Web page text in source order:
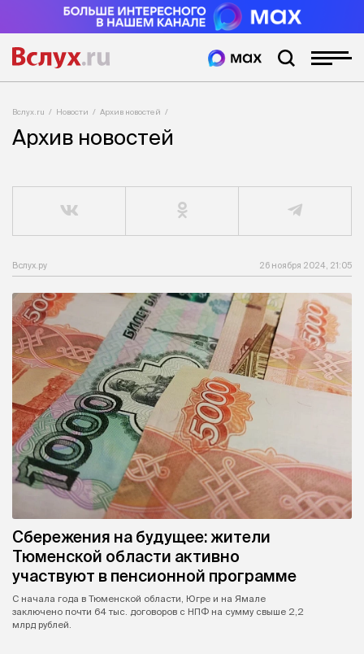
Вслух.ru Новости Архив новостей
Архив новостей
Вслух.ру 26 ноября 2024, 21:05
Сбережения на будущее: жители
Тюменской области активно
участвуют в пенсионной программе
С начала года в Тюменской области, Югре и на Ямале
заключено почти 64 тыс. договоров с НПФ на сумму свыше 2,2
млрд рублей.